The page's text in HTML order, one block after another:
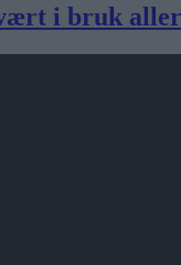
i bruk